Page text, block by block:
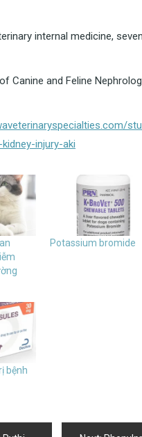
internal medicine,
Canine and Feline
injury-aki
Potassium bromide
bệnh